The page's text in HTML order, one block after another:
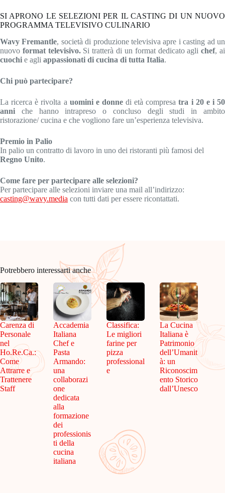
SI APRONO LE SELEZIONI PER IL CASTING DI UN NUOVO
PROGRAMMA TELEVISIVO CULINARIO
Wavy Fremantle, società di produzione televisiva apre i casting ad un
nuovo format televisivo. Si tratterà di un format dedicato agli chef, ai
cuochi e agli appassionati di cucina di tutta Italia.
Chi può partecipare?
La ricerca è rivolta a uomini e donnedi età compresatra i 20 e i 50
anni che hanno intrapreso o concluso degli studi in ambito
ristorazione/ cucina e che vogliono fare un’esperienza televisiva.
Premio in Palio
In palio un contratto di lavoro in uno dei ristoranti più famosi del
Regno Unito.
Come fare per partecipare alle selezioni?
Per partecipare alle selezioni inviare una mail all’indirizzo:
casting@wavy.media con tutti dati per essere ricontattati.
Potrebbero interessarti anche
Carenza di
Personale
nel
Ho.Re.Ca.:
Come
Attrarre e
Trattenere
Staff
Accademia
Italiana
Chef e
Pasta
Armando:
una
collaborazi
one
dedicata
alla
formazione
dei
professionis
ti della
cucina
italiana
Classifica:
Le migliori
farine per
pizza
professional
e
La Cucina
Italiana è
Patrimonio
dell’Umanit
à: un
Riconoscim
ento Storico
dall’Unesco